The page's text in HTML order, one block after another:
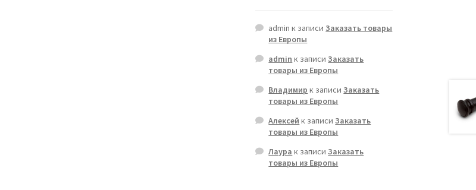
admin к записиЗаказать товары
из Европы
admin к записиЗаказать
товары из Европы
Владимир к записиЗаказать
товары из Европы
Алексей к записиЗаказать
товары из Европы
Лаура к записиЗаказать
товары из Европы